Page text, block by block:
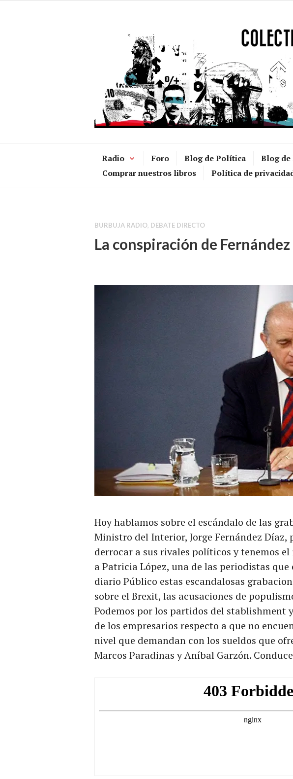
Radio Foro Blog de Política Blog de
Comprar nuestros libros
Política de
BURBUJA RADIO, DEBATE DIRECTO
La conspiración de
Hoy hablamos sobre el escándalo de las
Ministro del Interior, Jorge Fernández Díaz,
derrocar a sus rivales políticos y tenemos
a Patricia López, una de las periodistas
diario Público estas escandalosas
sobre el Brexit, las acusaciones de
Podemos por los partidos del stablishment
de los empresarios respecto a que no
nivel que demandan con los sueldos que
Marcos Paradinas y Aníbal Garzón.